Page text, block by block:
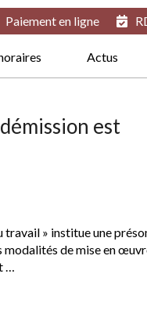
Actus
Paiement en ligne
est
» institue une
modalités de mise en